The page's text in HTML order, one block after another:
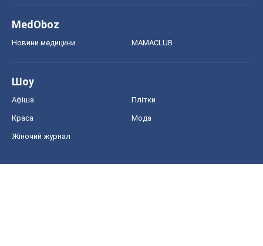
MedOboz
Новини медицини MAMACLUB
Шоу
Афіша Плітки
Краса Мода
Жіночий журнал